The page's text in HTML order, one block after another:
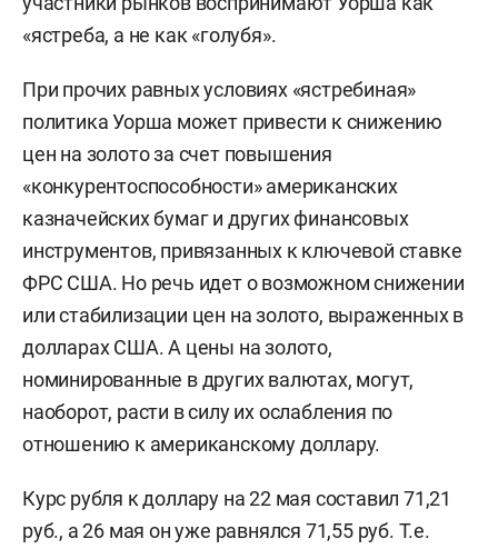
«ястреба, а не как «голубя».
При прочих равных условиях «ястребиная»
политика Уорша может привести к снижению
цен на золото за счет повышения
«конкурентоспособности» американских
казначейских бумаг и других финансовых
инструментов, привязанных к ключевой ставке
ФРС США. Но речь идет о возможном снижении
или стабилизации цен на золото, выраженных в
долларах США. А цены на золото,
номинированные в других валютах, могут,
наоборот, расти в силу их ослабления по
отношению к американскому доллару.
Курс рубля к доллару на 22 мая составил 71,21
руб., а 26 мая он уже равнялся 71,55 руб. Т.е.